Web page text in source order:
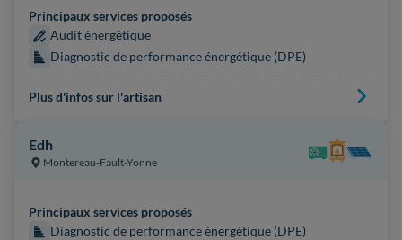
Principaux services proposés
Audit énergétique
Diagnostic de performance énergétique (DPE)
Plus d'infos sur l'artisan
Edh
Montereau-Fault-Yonne
Principaux services proposés
Diagnostic de performance énergétique (DPE)